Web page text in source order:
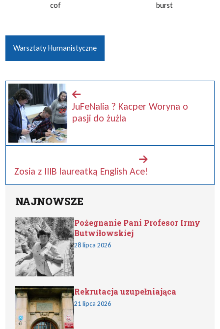
cof burst
Warsztaty Humanistyczne
JuFeNalia ? Kacper Woryna o
pasji do żużla
Zosia z IIIB laureatką English Ace!
NAJNOWSZE
Pożegnanie Pani Profesor Irmy
Butwiłowskiej
28 lipca 2026
Rekrutacja uzupełniająca
21 lipca 2026